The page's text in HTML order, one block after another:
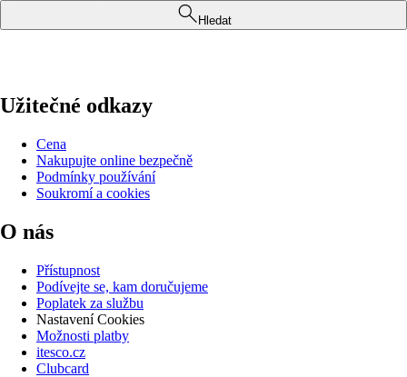
Hledat
Užitečné odkazy
Cena
Nakupujte online bezpečně
Podmínky používání
Soukromí a cookies
O nás
Přístupnost
Podívejte se, kam doručujeme
Poplatek za službu
Nastavení Cookies
Možnosti platby
itesco.cz
Clubcard